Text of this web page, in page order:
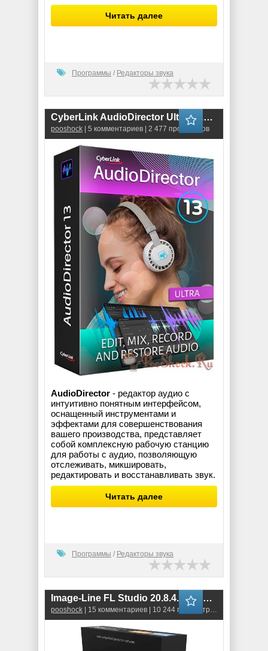
Читать далее
Программы / Редакторы звука
CyberLink AudioDirector Ultra 13.0.2309.0
pooshock | 5 комментариев | 2 477 просмотров
AudioDirector - редактор аудио с
интуитивно понятным интерфейсом,
оснащенный инструментами и
эффектами для совершенствования
вашего производства, представляет
собой комплексную рабочую станцию
для работы с аудио, позволяющую
отслеживать, микшировать,
редактировать и восстанавливать звук.
Читать далее
Программы / Редакторы звука
Image-Line FL Studio 20.8.4.2576 +RUS
pooshock | 15 комментариев | 10 244 просмотров